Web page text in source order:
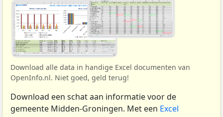
Download alle data in handige Excel documenten van
OpenInfo.nl. Niet goed, geld terug!
Download een schat aan informatie voor de
gemeente Midden-Groningen. Met een Excel